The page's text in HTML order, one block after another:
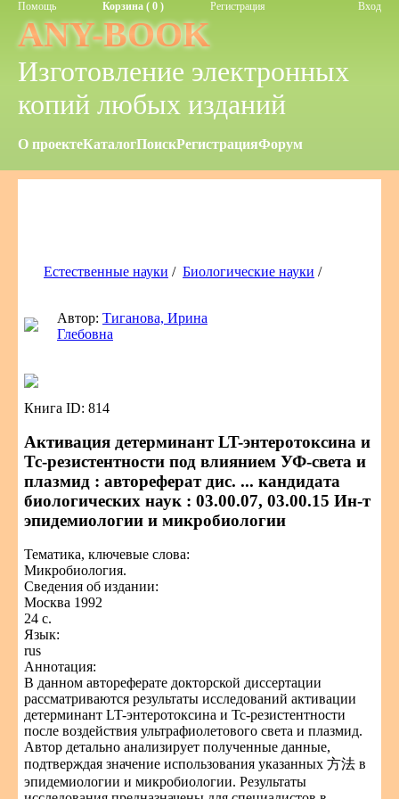
Помощь Корзина ( 0 ) Регистрация Вход
ANY-BOOK
Изготовление электронных
копий любых изданий
О проектеКаталогПоискРегистрацияФорум
Естественные науки / Биологические науки /
Автор: Тиганова, Ирина
Глебовна
Книга ID: 814
Активация детерминант LT-энтеротоксина и
Тс-резистентности под влиянием УФ-света и
плазмид : автореферат дис. ... кандидата
биологических наук : 03.00.07, 03.00.15 Ин-т
эпидемиологии и микробиологии
Тематика, ключевые слова:
Микробиология.
Сведения об издании:
Москва 1992
24 с.
Язык:
rus
Аннотация:
В данном автореферате докторской диссертации
рассматриваются результаты исследований активации
детерминант LT-энтеротоксина и Тс-резистентности
после воздействия ультрафиолетового света и плазмид.
Автор детально анализирует полученные данные,
подтверждая значение использования указанных 方法 в
эпидемиологии и микробиологии. Результаты